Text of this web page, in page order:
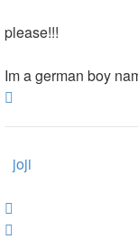
please!!!
Im a german boy
joji